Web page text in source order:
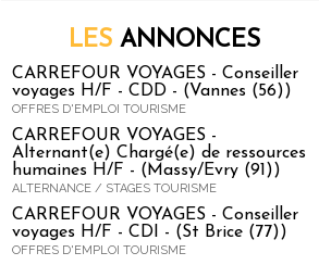
LES ANNONCES
CARREFOUR VOYAGES - Conseiller
voyages H/F - CDD - (Vannes (56))
OFFRES D'EMPLOI TOURISME
CARREFOUR VOYAGES -
Alternant(e) Chargé(e) de ressources
humaines H/F - (Massy/Evry (91))
ALTERNANCE / STAGES TOURISME
CARREFOUR VOYAGES - Conseiller
voyages H/F - CDI - (St Brice (77))
OFFRES D'EMPLOI TOURISME